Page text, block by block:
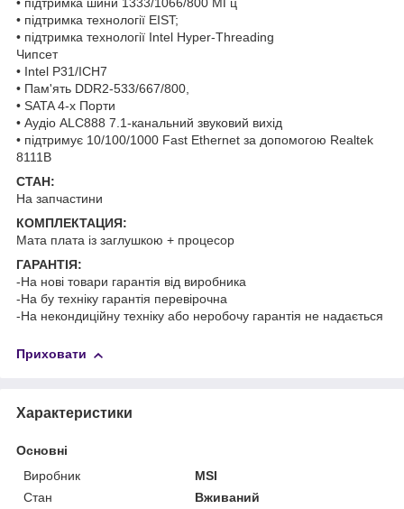
• підтримка шини 1333/1066/800 МГц
• підтримка технології EIST;
• підтримка технології Intel Hyper-Threading
Чипсет
• Intel P31/ICH7
• Пам'ять DDR2-533/667/800,
• SATA 4-х Порти
• Аудіо ALC888 7.1-канальний звуковий вихід
• підтримує 10/100/1000 Fast Ethernet за допомогою Realtek
8111B
СТАН:
На запчастини
КОМПЛЕКТАЦИЯ:
Мата плата із заглушкою + процесор
ГАРАНТІЯ:
-На нові товари гарантія від виробника
-На бу техніку гарантія перевірочна
-На некондиційну техніку або неробочу гарантія не надається
Приховати
Характеристики
Основні
Виробник
MSI
Стан
Вживаний